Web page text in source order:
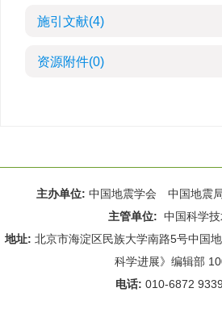
施引文献(4)
资源附件(0)
主办单位: 中国地震学会 中国地
主管单位: 中国科学
地址: 北京市海淀区民族大学南路5号中国
科学进展》编辑部
电话: 010-6872